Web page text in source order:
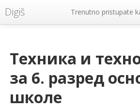
Digiš Trenutno pristupate
Техника и
за 6. разред
школе